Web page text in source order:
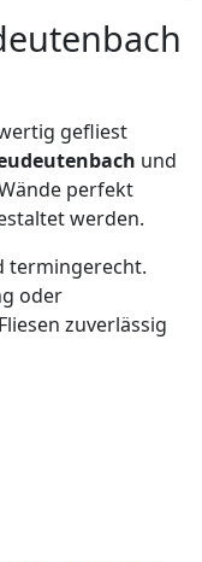
gefliest
und
perfekt
werden.
termingerecht.
oder
zuverlässig